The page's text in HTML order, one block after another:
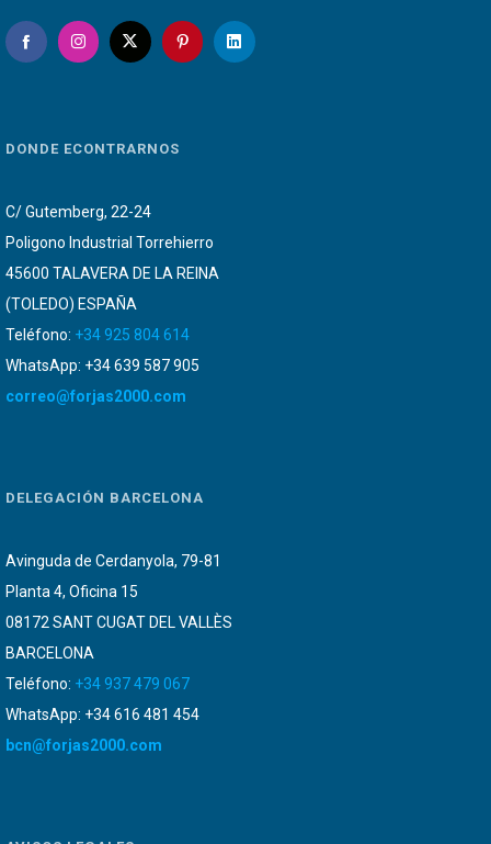
DONDE ECONTRARNOS
C/ Gutemberg, 22-24
Poligono Industrial Torrehierro
45600 TALAVERA DE LA REINA
(TOLEDO) ESPAÑA
Teléfono: +34 925 804 614
WhatsApp: +34 639 587 905
correo@forjas2000.com
DELEGACIÓN BARCELONA
Avinguda de Cerdanyola, 79-81
Planta 4, Oficina 15
08172 SANT CUGAT DEL VALLÈS
BARCELONA
Teléfono: +34 937 479 067
WhatsApp: +34 616 481 454
bcn@forjas2000.com